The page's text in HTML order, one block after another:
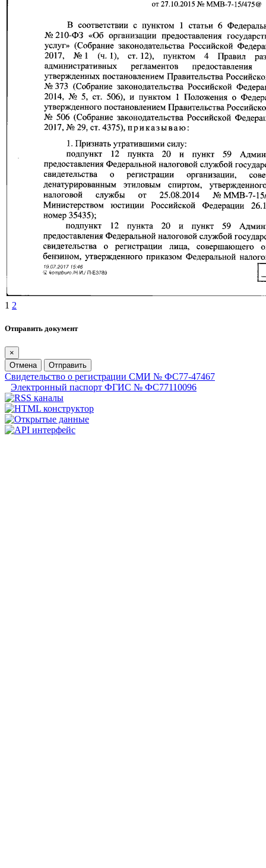
1 2
Отправить документ
×
Отмена
Отправить
Свидетельство о регистрации СМИ № ФС77-47467
Электронный паспорт ФГИС № ФС77110096